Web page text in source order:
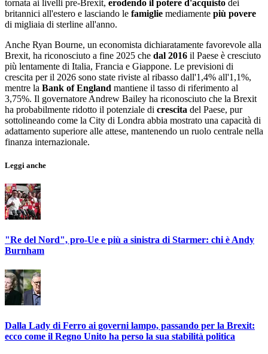
tornata ai livelli pre-Brexit, erodendo il potere d'acquisto dei
britannici all'estero e lasciando le famiglie mediamente più povere
di migliaia di sterline all'anno.
Anche Ryan Bourne, un economista dichiaratamente favorevole alla
Brexit, ha riconosciuto a fine 2025 che dal 2016 il Paese è cresciuto
più lentamente di Italia, Francia e Giappone. Le previsioni di
crescita per il 2026 sono state riviste al ribasso dall'1,4% all'1,1%,
mentre la Bank of England mantiene il tasso di riferimento al
3,75%. Il governatore Andrew Bailey ha riconosciuto che la Brexit
ha probabilmente ridotto il potenziale di crescita del Paese, pur
sottolineando come la City di Londra abbia mostrato una capacità di
adattamento superiore alle attese, mantenendo un ruolo centrale nella
finanza internazionale.
Leggi anche
"Re del Nord", pro-Ue e più a sinistra di Starmer: chi è Andy
Burnham
Dalla Lady di Ferro ai governi lampo, passando per la Brexit:
ecco come il Regno Unito ha perso la sua stabilità politica